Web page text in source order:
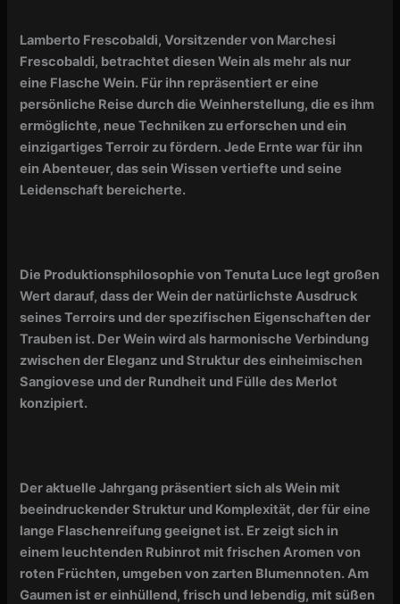
Lamberto Frescobaldi, Vorsitzender von Marchesi
Frescobaldi, betrachtet diesen Wein als mehr als nur
eine Flasche Wein. Für ihn repräsentiert er eine
persönliche Reise durch die Weinherstellung, die es ihm
ermöglichte, neue Techniken zu erforschen und ein
einzigartiges Terroir zu fördern. Jede Ernte war für ihn
ein Abenteuer, das sein Wissen vertiefte und seine
Leidenschaft bereicherte.
Die Produktionsphilosophie von Tenuta Luce legt großen
Wert darauf, dass der Wein der natürlichste Ausdruck
seines Terroirs und der spezifischen Eigenschaften der
Trauben ist. Der Wein wird als harmonische Verbindung
zwischen der Eleganz und Struktur des einheimischen
Sangiovese und der Rundheit und Fülle des Merlot
konzipiert.
Der aktuelle Jahrgang präsentiert sich als Wein mit
beeindruckender Struktur und Komplexität, der für eine
lange Flaschenreifung geeignet ist. Er zeigt sich in
einem leuchtenden Rubinrot mit frischen Aromen von
roten Früchten, umgeben von zarten Blumennoten. Am
Gaumen ist er einhüllend, frisch und lebendig, mit süßen